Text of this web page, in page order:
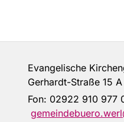
Evangelische
Gerhardt-Straße 15
Fon: 02922 910 977